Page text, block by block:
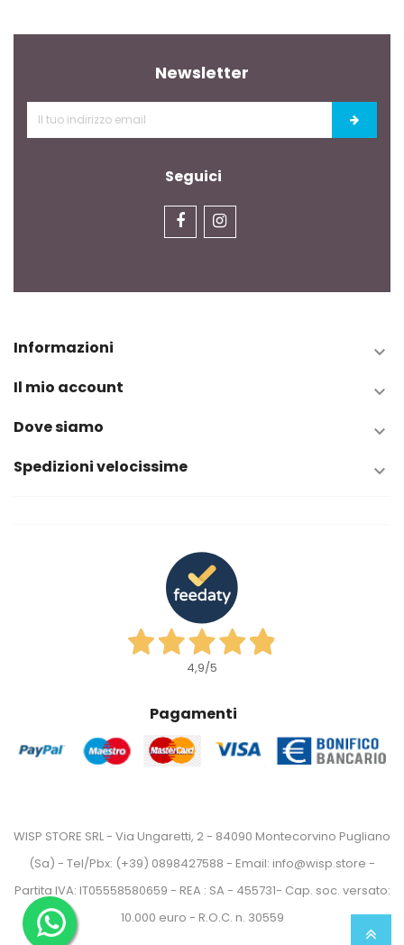
Newsletter
Seguici
Informazioni 
Il mio account 
Dove siamo 
Spedizioni velocissime 
4,9/5
Pagamenti
WISP STORE SRL - Via Ungaretti, 2 - 84090 Montecorvino Pugliano
(Sa) - Tel/Pbx: (+39) 0898427588 - Email: info@wisp.store -
Partita IVA: IT05558580659 - REA : SA - 455731- Cap. soc. versato:
10.000 euro - R.O.C. n. 30559